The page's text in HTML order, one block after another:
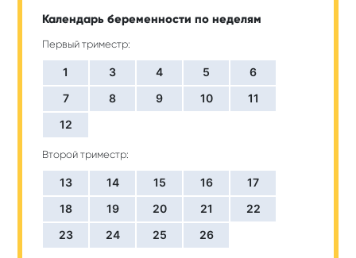
Календарь беременности по неделям
Первый триместр:
1 3 4 5
6
7
8 9 10
11
12
Второй триместр:
13 14 15 16
17
18
19 20 21
22
23
24 25 26